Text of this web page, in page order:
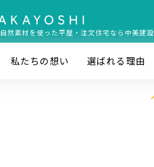
自然素材を使った平屋・注文住宅なら中美建設
私たちの想い 選ばれる理由